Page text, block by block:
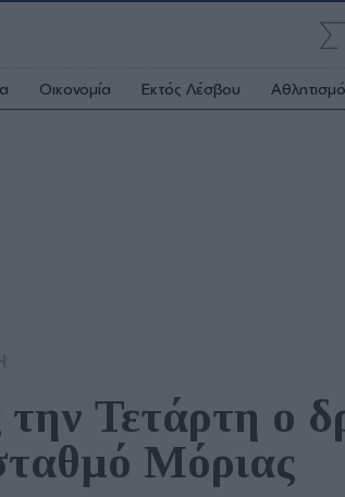
Οικονομία Εκτός Λέσβου
την Τετάρτη ο
Μόριας